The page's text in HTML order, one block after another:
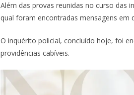
Além das provas reunidas no curso das
qual foram encontradas mensagens em
O inquérito policial, concluído hoje, foi
providências cabíveis.